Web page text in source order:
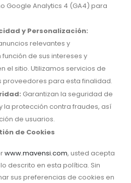
Google Analytics 4 (GA4) para
y Personalización:
relevantes y
de sus intereses y
el sitio. Utilizamos servicios de
proveedores para esta finalidad.
Garantizan la seguridad de
la protección contra fraudes, así
de usuarios.
de Cookies
www.mavensi.com, usted acepta
descrito en esta política. Sin
sus preferencias de cookies en